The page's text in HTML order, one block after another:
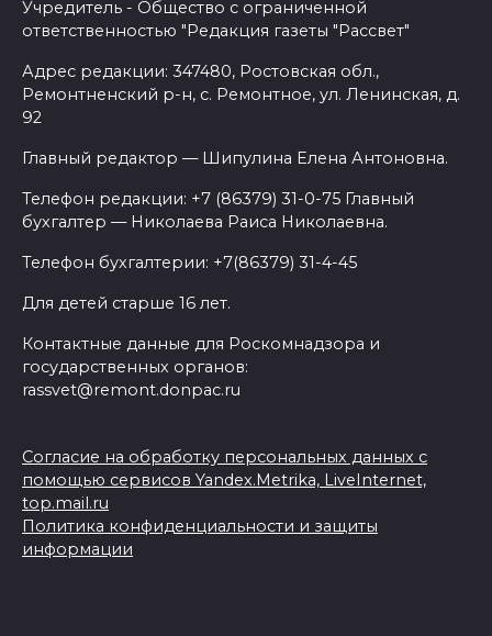
Учредитель - Общество с ограниченной
ответственностью "Редакция газеты "Рассвет"
Адрес редакции: 347480, Ростовская обл.,
Ремонтненский р-н, с. Ремонтное, ул. Ленинская, д.
92
Главный редактор — Шипулина Елена Антоновна.
Телефон редакции: +7 (86379) 31-0-75 Главный
бухгалтер — Николаева Раиса Николаевна.
Телефон бухгалтерии: +7(86379) 31-4-45
Для детей старше 16 лет.
Контактные данные для Роскомнадзора и
государственных органов:
rassvet@remont.donpac.ru
Согласие на обработку персональных данных с
помощью сервисов Yandex.Metrika, LiveInternet,
top.mail.ru
Политика конфиденциальности и защиты
информации